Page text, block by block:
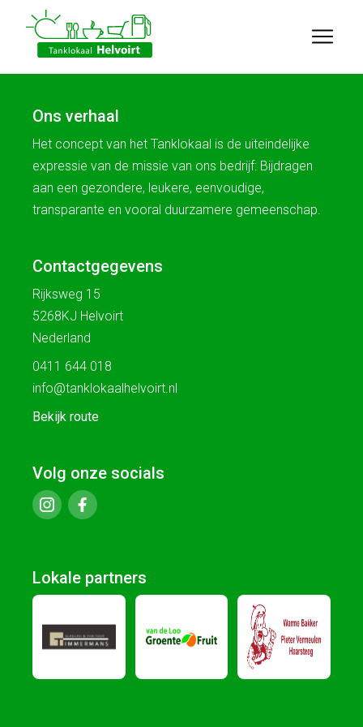
Ons verhaal
Het concept van het Tanklokaal is de uiteindelijke
expressie van de missie van ons bedrijf: Bijdragen
aan een gezondere, leukere, eenvoudige,
transparante en vooral duurzamere gemeenschap.
Contactgegevens
Rijksweg 15
5268KJ Helvoirt
Nederland
0411 644 018
info@tanklokaalhelvoirt.nl
Bekijk route
Volg onze socials
Lokale partners